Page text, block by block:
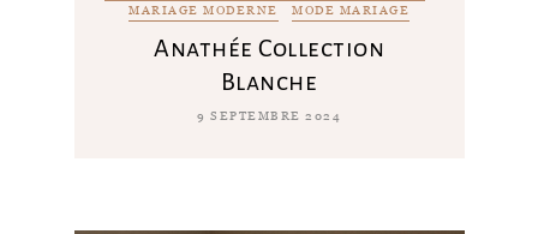
MARIAGE MODERNE
MODE MARIAGE
Anathée Collection
Blanche
9 SEPTEMBRE 2024